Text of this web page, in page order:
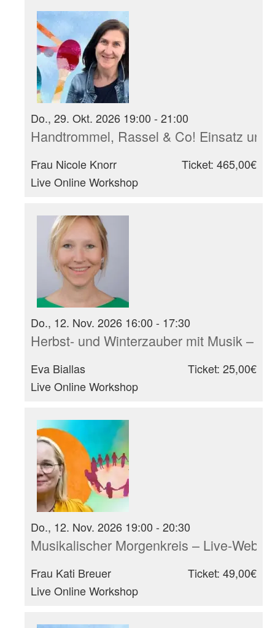
Do., 29. Okt. 2026 19:00 - 21:00
Handtrommel, Rassel & Co! Einsatz
Frau Nicole Knorr
Live Online Workshop
Ticket: 465,00€
Do., 12. Nov. 2026 16:00 - 17:30
Herbst- und Winterzauber mit Musik –
Eva Biallas
Live Online Workshop
Ticket: 25,00€
Do., 12. Nov. 2026 19:00 - 20:30
Musikalischer Morgenkreis – Live-
Frau Kati Breuer
Live Online Workshop
Ticket: 49,00€